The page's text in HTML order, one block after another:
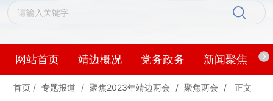
网站首页 靖边概况 党务政务 新闻聚焦
首页 / 专题报道 / 聚焦2023年靖边两会 / 聚焦两会 / 正文